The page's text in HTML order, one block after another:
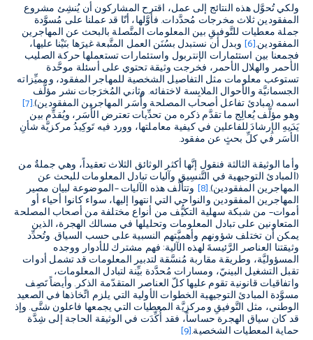
ولكي تُحوَّل هذه النتائج إلى عمل، اقترح المشاركون أن يُنشِئ مشروع
المفقودين ثلاث مخرجات مُحدَّدات. فأوَّلها، أنّا قد عملنا على مُسوَّدة
جملة معطيات للتَّوفيقِ بين المعلومات المتَّصلة بالبحث عن المهاجرين
المفقودين.[6] وبدل أن نستبدل بسُنَن العمل المتَّبعة غيرَها بنَيْنا عليها،
فجمعنا بين استئمارات الإنتربول واستئمارات تستعملها حركة الصليب
الأحمر والهلال الأحمر، فخرجت وثيقة تحتوي على أسئلة موحَّدة
تستوعب معلومات مثل التفاصيل الشخصية للمهاجر المفقود، ومميِّزاته
الجسمانيَّة والأحوال الملابِسة لاختفائه. وثاني المُخرَجات نشر مؤلَّف
اسمه (مبادئ تفاعل أصحاب المصلحة وأُسَر المهاجرين المفقودين).[7]
وهو مؤلَّف يُعالِج ما تقدَّم ذكره من تحدِّيات تعترض الأُسَر، ويُقدِّم بين
يَدَيهِ الإِرشادَ للفاعلين في كيفية معاملتها، وورد فيه تَوكِيدُ مركزيَّة شأنِ
الأُسَر في كلِّ بحثٍ عن مفقود.
وأما الوثيقة الثالثة فنقول إنَّها أكثر الوثائق الثلاث تعقيداً، وهي جملةٌ من
(المبادئ التوجيهية في التَّنسِيق وآليات تبادل المعلومات للبحث عن
المهاجرين المفقودين).[8] وتتألَّف هذه الآليات –الموضوعة لبيان مصير
المهاجرين المفقودين والنواحي التي انتهوا إليها، سواء كانوا أحياء أو
أموات– من شبكة سهلية التكيُّف من أنواع مختلفة من أصحاب المصلحة
المتعاونين على تبادل المعلومات وتحليلها في مسالك الهجرة، الذين
يمكن أن تختلف شؤونهم وأهميَّتهم النسبية على حسب السياق. وتُحدِّد
وثيقتنا العناصر الرَّئيسةَ لهذه الآلية: فهم مشترك للأدوار ووجده
المسؤوليَّة، وطريقة مقاربة مُنسَّقة لتدبير المعلومات قد تشمل أدوات
تقبل التشغيل البينيّ، ومسارات مُحدَّدة بيِّنة لتبادل المعلومات،
واتفاقيات قانونية تقوم عليها كلّ العناصر المتقدّمة الذكر. وأيضاً تَصِف
مسوَّدة المبادئ التوجيهية الخطوات الأولية التي يلزم اتِّخاذها في الصعيد
الوطني، مثل التَّوفيقِ ومركزيَّة المعطيات التي يجمعها فاعلون شتَّى. وإذ
قد كان سياق الهجرة حساساً، فقد أُكِّدَت في الوثيقة الحاجة إلى شِدَّة
حماية المعطيات الشخصية.[9]